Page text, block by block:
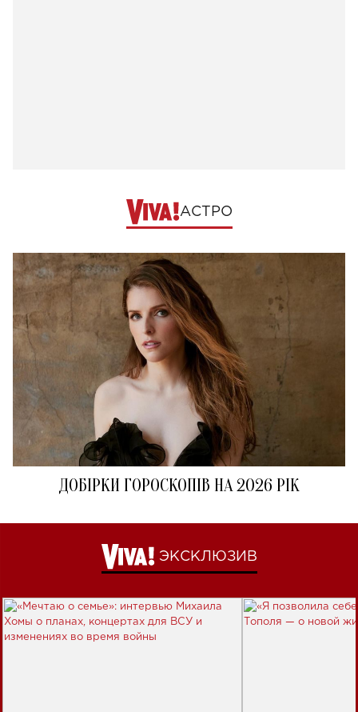
АСТРО
ДОБІРКИ ГОРОСКОПІВ НА 2026 РІК
ЭКСКЛЮЗИВ